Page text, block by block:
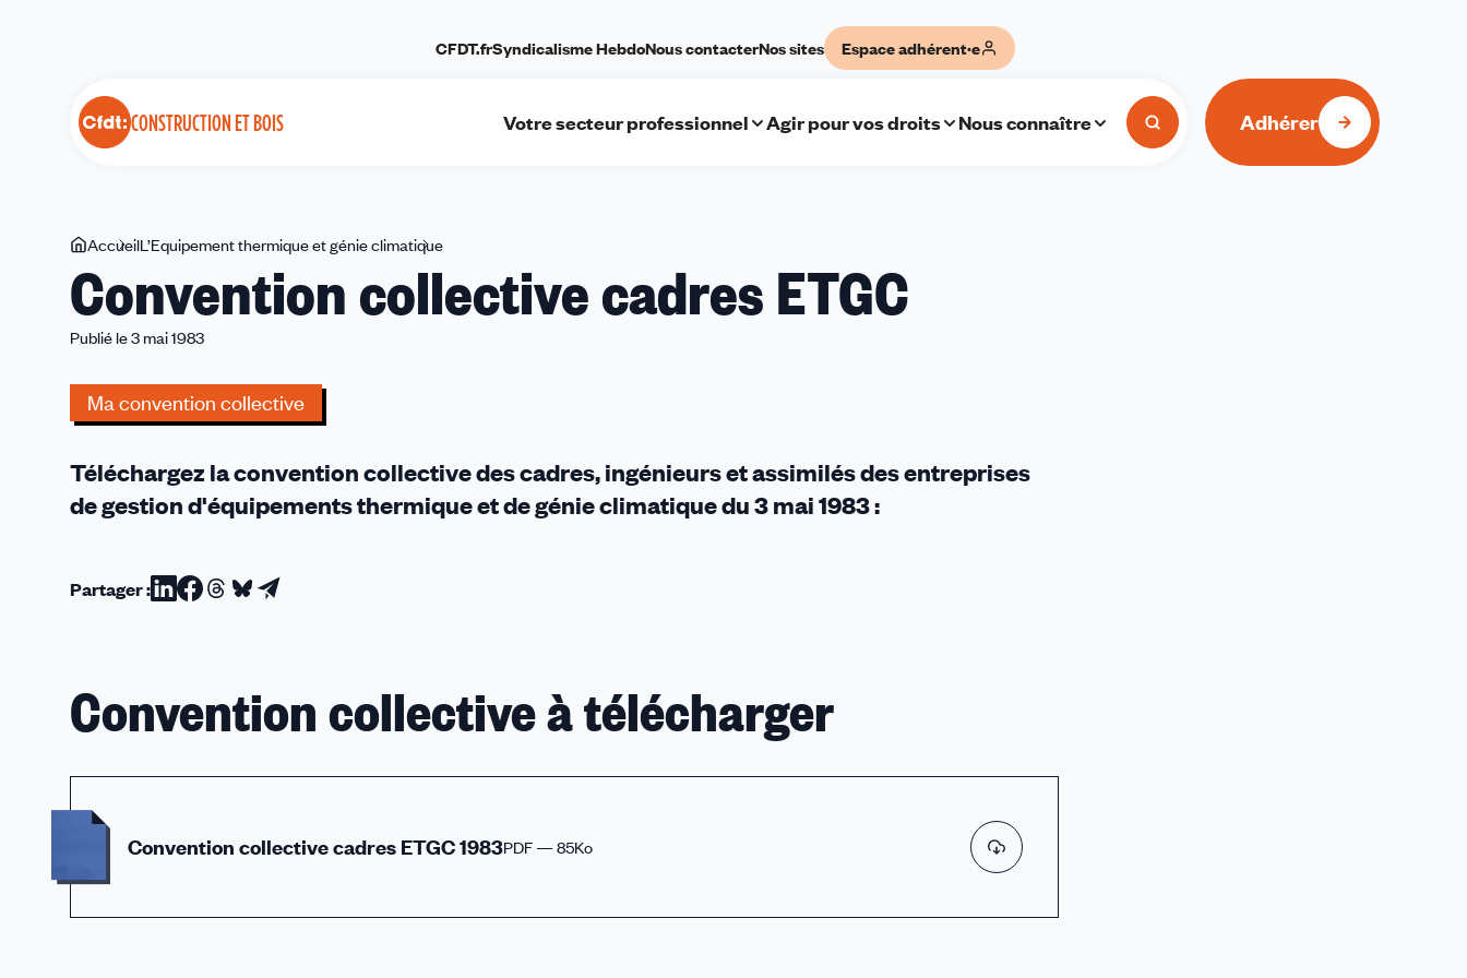
CONSTRUCTION ET BOIS
CFDT.frSyndicalisme HebdoNous contacterNos sites Espace adhérent·e
Votre secteur professionnel Agir pour vos droits Nous connaître Adhérer
Vous
êtes
ici
AccueilL’Equipement thermique et génie climatique
collective
cadres
Convention collective cadres ETGC
Publié le 3 mai 1983
Ma convention collective
Téléchargez la convention collective des cadres, ingénieurs et assimilés des entreprises
de gestion d'équipements thermique et de génie climatique du 3 mai 1983 :
Partager :Partager
Partager
Partager
Partager
Partager
Convention collective à télécharger
Convention collective cadres ETGC 1983PDF — 85Ko